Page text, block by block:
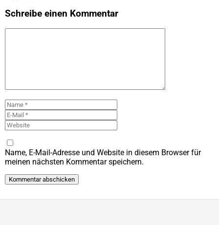
Schreibe einen Kommentar
Name
Mail
Name, E-Mail-Adresse und Website in diesem Browser für
meinen nächsten Kommentar speichern.